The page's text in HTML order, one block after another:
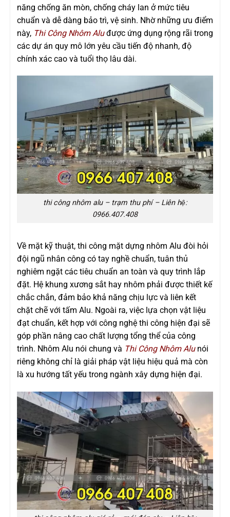
năng chống ăn mòn, chống cháy lan ở mức tiêu
chuẩn và dễ dàng bảo trì, vệ sinh. Nhờ những ưu điểm
này, Thi Công Nhôm Aluđược ứng dụng rộng rãi trong
các dự án quy mô lớn yêu cầu tiến độ nhanh, độ
chính xác cao và tuổi thọ lâu dài.
thi công nhôm alu – trạm thu phí – Liên hệ:
0966.407.408
Về mặt kỹ thuật, thi công mặt dựng nhôm Alu đòi hỏi
đội ngũ nhân công có tay nghề chuẩn, tuân thủ
nghiêm ngặt các tiêu chuẩn an toàn và quy trình lắp
đặt. Hệ khung xương sắt hay nhôm phải được thiết kế
chắc chắn, đảm bảo khả năng chịu lực và liên kết
chặt chẽ với tấm Alu. Ngoài ra, việc lựa chọn vật liệu
đạt chuẩn, kết hợp với công nghệ thi công hiện đại sẽ
góp phần nâng cao chất lượng tổng thể của công
trình. Nhôm Alu nói chung và Thi Công Nhôm Alu nói
riêng không chỉ là giải pháp vật liệu hiệu quả mà còn
là xu hướng tất yếu trong ngành xây dựng hiện đại.